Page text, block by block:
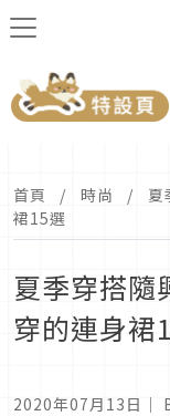
首頁 時尚
夏
裙15選
夏季穿搭隨
穿的連身裙
2020年07月13日 ｜